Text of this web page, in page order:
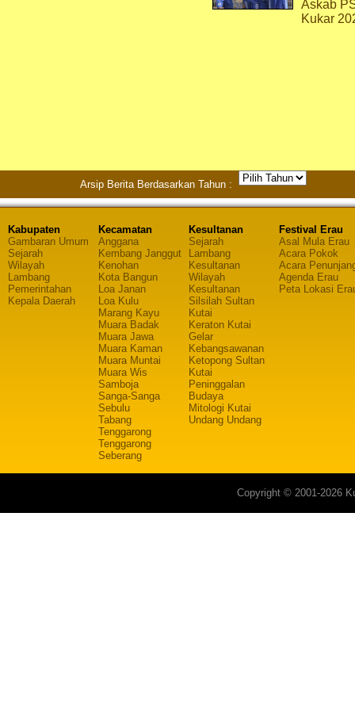
Askab
Kukar
Arsip Berita Berdasarkan Tahun :
Kabupaten
Gambaran Umum
Sejarah
Wilayah
Lambang
Pemerintahan
Kepala Daerah
Kecamatan
Anggana
Kembang Janggut
Kenohan
Kota Bangun
Loa Janan
Loa Kulu
Marang Kayu
Muara Badak
Muara Jawa
Muara Kaman
Muara Muntai
Muara Wis
Samboja
Sanga-Sanga
Sebulu
Tabang
Tenggarong
Tenggarong
Seberang
Kesultanan
Sejarah
Lambang
Kesultanan
Wilayah
Kesultanan
Silsilah Sultan
Kutai
Keraton Kutai
Gelar
Kebangsawanan
Ketopong Sultan
Kutai
Peninggalan
Budaya
Mitologi Kutai
Undang Undang
Festival Erau
Asal Mula Erau
Acara Pokok
Acara
Agenda Erau
Peta Lokasi
Copyright © 2001-2026